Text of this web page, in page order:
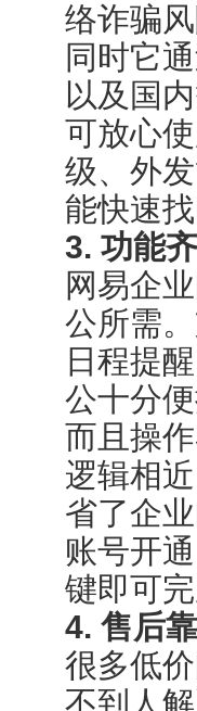
络诈骗风
同时它
以及国
可放心
级、外
能快速
3. 功能
网易企
公所需
日程提
公十分便
而且操
逻辑相
省了企
账号开
键即可
4. 售后
很多低
不到人